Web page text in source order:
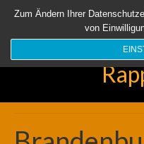
Startseite Aktuell Über
Suchen
Zum Ändern Ihrer
von